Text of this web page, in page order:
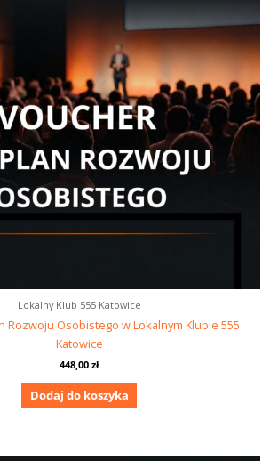
Lokalny Klub 555 Katowice
Rozwoju Osobistego w Lokalnym Klubie 555
Katowice
448,00 zł
Dodaj do koszyka